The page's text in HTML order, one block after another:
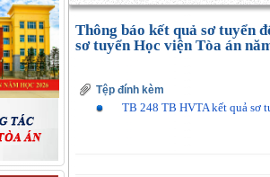
Thông báo kết quả sơ tuyển
sơ tuyển Học viện Tòa án
Tệp đính kèm
TB 248 TB HVTA kết quả sơ